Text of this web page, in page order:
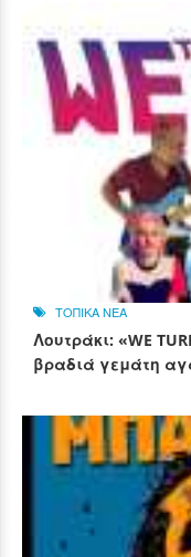
ΤΟΠΙΚΑ ΝΕΑ
Λουτράκι: «WE
βραδιά γεμάτη